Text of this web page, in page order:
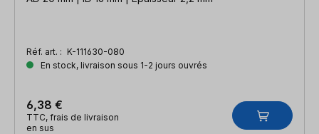
Réf. art. : K-111630-080
En stock, livraison sous 1-2 jours ouvrés
6,38 €
TTC, frais de livraison
en sus